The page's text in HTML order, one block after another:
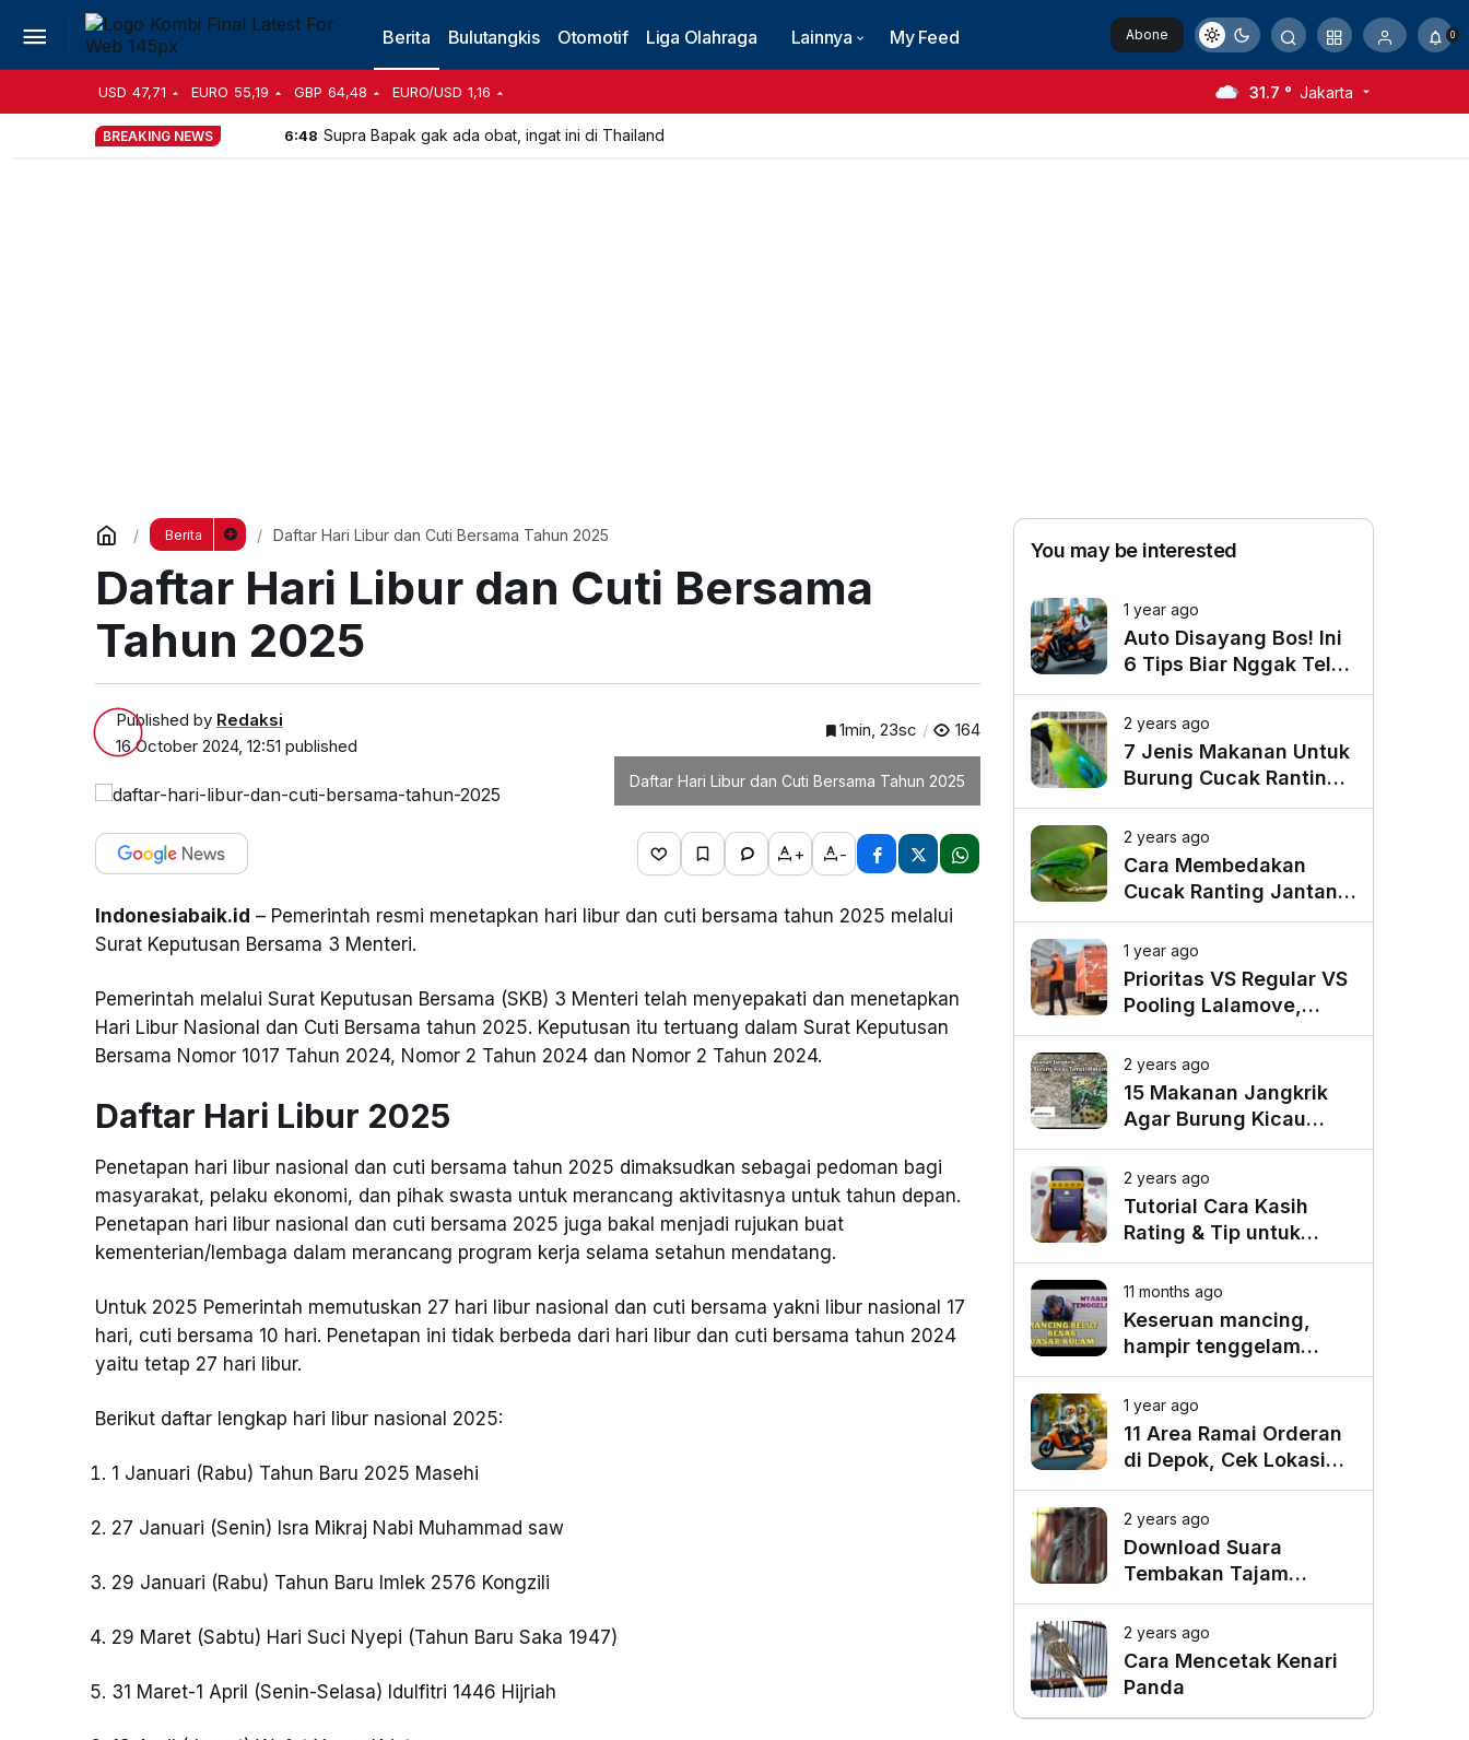
Berita Bulutangkis Otomotif Liga Olahraga Lainnya My Feed Abone
Ol
0
USD 47,71 EURO 55,19 GBP 64,48 EURO/USD 1,16 31.7 ° Jakarta
BREAKING NEWS 6:48 Supra Bapak gak ada obat, ingat ini di Thailand
Berita Daftar Hari Libur dan Cuti Bersama Tahun 2025
Daftar Hari Libur dan Cuti Bersama
Tahun 2025
Published by Redaksi
16 October 2024, 12:51 published
1min, 23sc 164
Daftar Hari Libur dan Cuti Bersama Tahun 2025
+ -
Indonesiabaik.id – Pemerintah resmi menetapkan hari libur dan cuti bersama tahun 2025 melalui
Surat Keputusan Bersama 3 Menteri.
Pemerintah melalui Surat Keputusan Bersama (SKB) 3 Menteri telah menyepakati dan menetapkan
Hari Libur Nasional dan Cuti Bersama tahun 2025. Keputusan itu tertuang dalam Surat Keputusan
Bersama Nomor 1017 Tahun 2024, Nomor 2 Tahun 2024 dan Nomor 2 Tahun 2024.
Daftar Hari Libur 2025
Penetapan hari libur nasional dan cuti bersama tahun 2025 dimaksudkan sebagai pedoman bagi
masyarakat, pelaku ekonomi, dan pihak swasta untuk merancang aktivitasnya untuk tahun depan.
Penetapan hari libur nasional dan cuti bersama 2025 juga bakal menjadi rujukan buat
kementerian/lembaga dalam merancang program kerja selama setahun mendatang.
Untuk 2025 Pemerintah memutuskan 27 hari libur nasional dan cuti bersama yakni libur nasional 17
hari, cuti bersama 10 hari. Penetapan ini tidak berbeda dari hari libur dan cuti bersama tahun 2024
yaitu tetap 27 hari libur.
Berikut daftar lengkap hari libur nasional 2025:
1 Januari (Rabu) Tahun Baru 2025 Masehi
27 Januari (Senin) Isra Mikraj Nabi Muhammad saw
29 Januari (Rabu) Tahun Baru Imlek 2576 Kongzili
29 Maret (Sabtu) Hari Suci Nyepi (Tahun Baru Saka 1947)
31 Maret-1 April (Senin-Selasa) Idulfitri 1446 Hijriah
You may be interested
1 year ago
Auto Disayang Bos! Ini
6 Tips Biar Nggak Telat
Datang ke Kantor
2 years ago
7 Jenis Makanan Untuk
Burung Cucak Ranting
Agar Gacor
2 years ago
Cara Membedakan
Cucak Ranting Jantan
Dan Betina
1 year ago
Prioritas VS Regular VS
Pooling Lalamove,
Mana yang Paling
Cocok untuk Kebutuhan
Anda?
2 years ago
15 Makanan Jangkrik
Agar Burung Kicau
Tampil Maksimal
2 years ago
Tutorial Cara Kasih
Rating & Tip untuk
Driver Lalamove Ride
11 months ago
Keseruan mancing,
hampir tenggelam
gara-gara belut besar
1 year ago
11 Area Ramai Orderan
di Depok, Cek Lokasi
Favorit untuk Mangkal
Driver Online
2 years ago
Download Suara
Tembakan Tajam
Burung Siri Siri Gacor
Mp3
2 years ago
Cara Mencetak Kenari
Panda